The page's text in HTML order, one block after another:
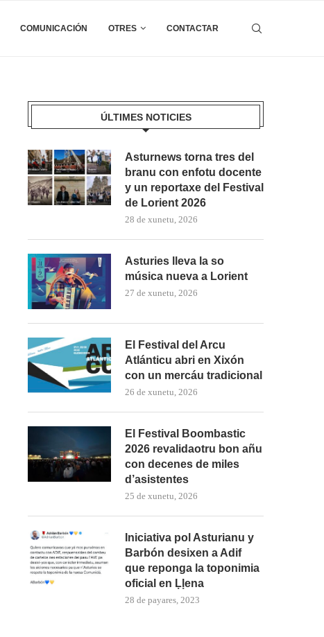
COMUNICACIÓN OTRES CONTACTAR
ÚLTIMES NOTICIES
Asturnews torna tres del
branu con enfotu docente
y un reportaxe del Festival
de Lorient 2026
28 de xunetu, 2026
Asturies lleva la so
música nueva a Lorient
27 de xunetu, 2026
El Festival del Arcu
Atlánticu abri en Xixón
con un mercáu tradicional
26 de xunetu, 2026
El Festival Boombastic
2026 revalidaotru bon añu
con decenes de miles
d’asistentes
25 de xunetu, 2026
Iniciativa pol Asturianu y
Barbón desixen a Adif
que reponga la toponimia
oficial en Ḷḷena
28 de payares, 2023